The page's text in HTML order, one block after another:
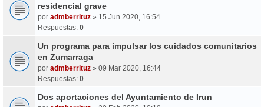
residencial grave
por admberrituz » 15 Jun 2020, 16:54
Respuestas: 0
Un programa para impulsar los cuidados comunitarios
en Zumarraga
por admberrituz » 09 Mar 2020, 16:44
Respuestas: 0
Dos aportaciones del Ayuntamiento de Irun